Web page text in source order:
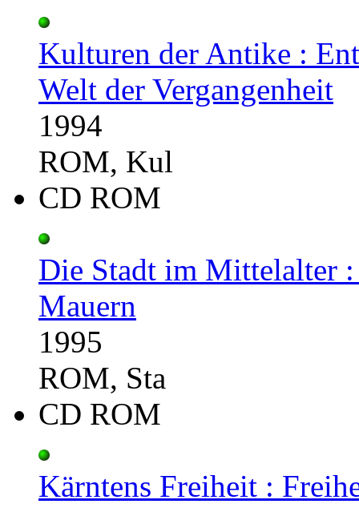
Kulturen der Antike :
Welt der Vergangenheit
1994
ROM, Kul
CD ROM
Die Stadt im Mittelalter
Mauern
1995
ROM, Sta
CD ROM
Kärntens Freiheit :